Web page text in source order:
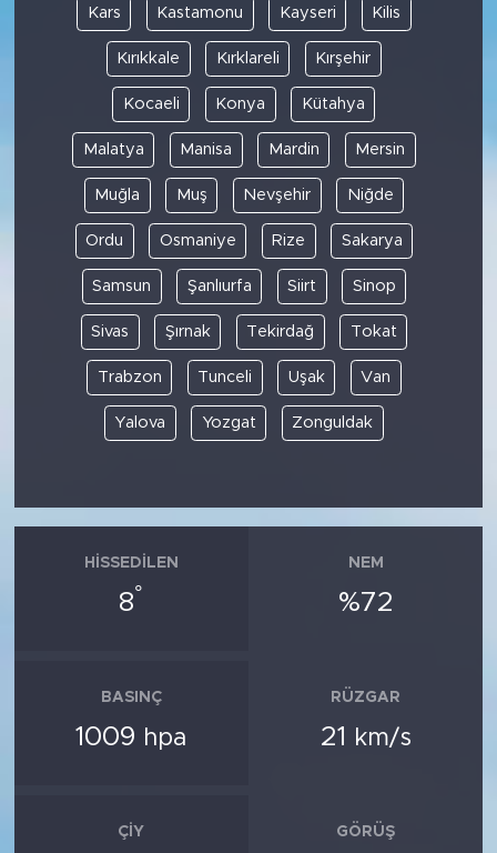
Kars Kastamonu Kayseri Kilis
Kırıkkale Kırklareli Kırşehir
Kocaeli Konya Kütahya
Malatya Manisa Mardin Mersin
Muğla Muş Nevşehir Niğde
Ordu Osmaniye Rize Sakarya
Samsun Şanlıurfa Siirt Sinop
Sivas Şırnak Tekirdağ Tokat
Trabzon Tunceli Uşak Van
Yalova Yozgat Zonguldak
HISSEDILEN
8°
NEM
%72
BASINÇ
1009 hpa
RÜZGAR
21 km/s
ÇIY GÖRÜŞ